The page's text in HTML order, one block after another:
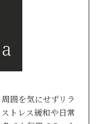
囲を気にせずリラ
トレス緩和や日常